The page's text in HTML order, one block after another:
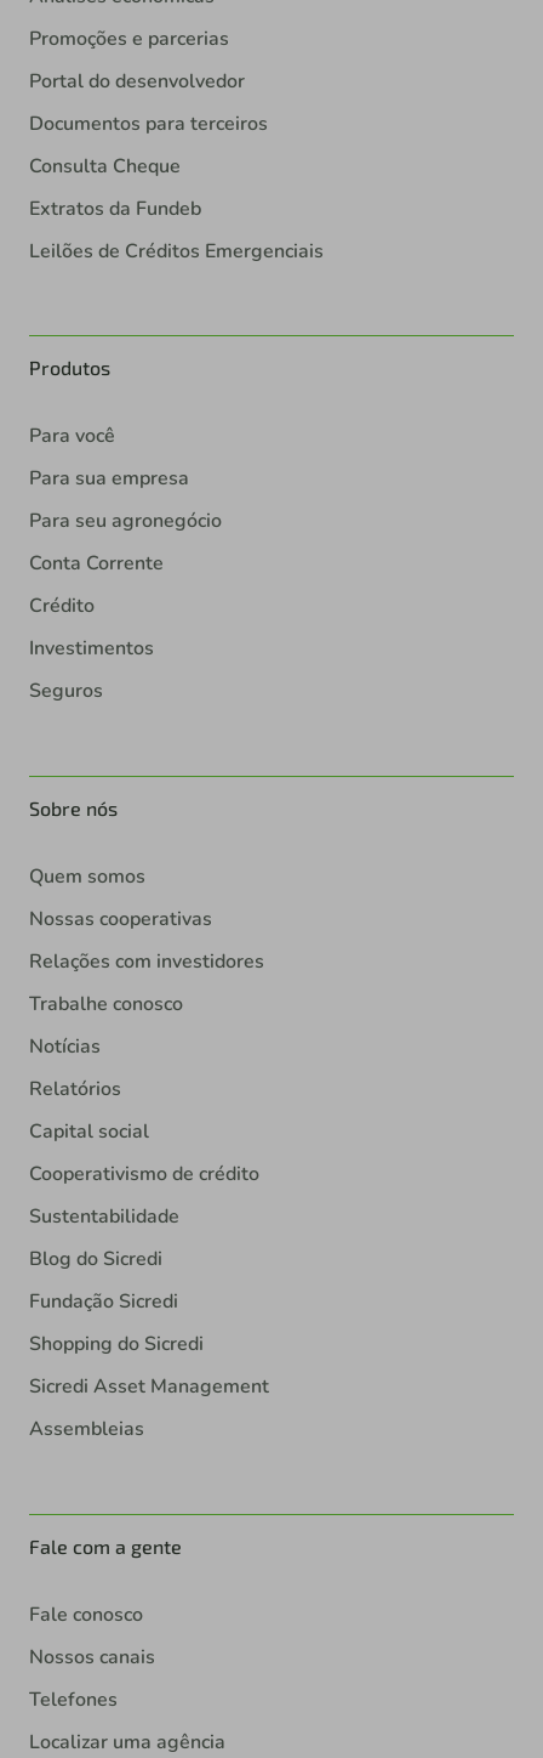
Promoções e parcerias
Portal do desenvolvedor
Documentos para terceiros
Consulta Cheque
Extratos da Fundeb
Leilões de Créditos Emergenciais
Produtos
Para você
Para sua empresa
Para seu agronegócio
Conta Corrente
Crédito
Investimentos
Seguros
Sobre nós
Quem somos
Nossas cooperativas
Relações com investidores
Trabalhe conosco
Notícias
Relatórios
Capital social
Cooperativismo de crédito
Sustentabilidade
Blog do Sicredi
Fundação Sicredi
Shopping do Sicredi
Sicredi Asset Management
Assembleias
Fale com a gente
Fale conosco
Nossos canais
Telefones
Localizar uma agência